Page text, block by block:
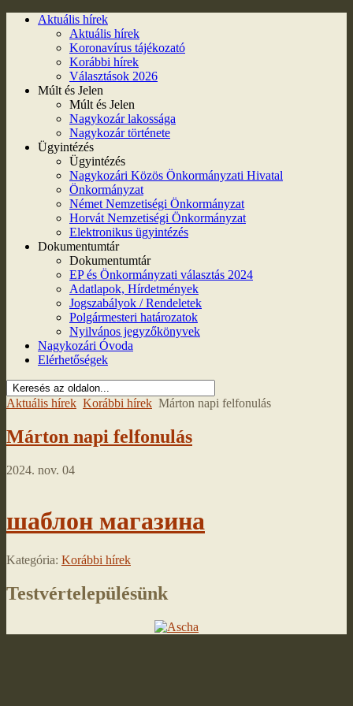
Aktuális hírek
Aktuális hírek
Koronavírus tájékozató
Korábbi hírek
Választások 2026
Múlt és Jelen
Múlt és Jelen
Nagykozár lakossága
Nagykozár története
Ügyintézés
Ügyintézés
Nagykozári Közös Önkormányzati Hivatal
Önkormányzat
Német Nemzetiségi Önkormányzat
Horvát Nemzetiségi Önkormányzat
Elektronikus ügyintézés
Dokumentumtár
Dokumentumtár
EP és Önkormányzati választás 2024
Adatlapok, Hírdetmények
Jogszabályok / Rendeletek
Polgármesteri határozatok
Nyilvános jegyzőkönyvek
Nagykozári Óvoda
Elérhetőségek
Aktuális hírek Korábbi hírek Márton napi felfonulás
Márton napi felfonulás
2024. nov. 04
шаблон магазина
Kategória: Korábbi hírek
Testvértelepülésünk